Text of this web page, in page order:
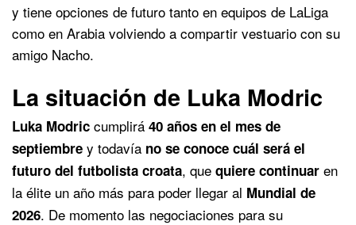
y tiene opciones de futuro tanto en equipos de LaLiga
como en Arabia volviendo a compartir vestuario con su
amigo Nacho.
La situación de Luka Modric
Luka Modric cumplirá 40 años en el mes de
septiembre y todavía no se conoce cuál será el
futuro del futbolista croata, que quiere continuar en
la élite un año más para poder llegar al Mundial de
2026. De momento las negociaciones para su